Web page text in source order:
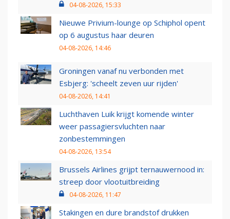
04-08-2026, 15:33
Nieuwe Privium-lounge op Schiphol opent
op 6 augustus haar deuren
04-08-2026, 14:46
Groningen vanaf nu verbonden met
Esbjerg: 'scheelt zeven uur rijden'
04-08-2026, 14:41
Luchthaven Luik krijgt komende winter
weer passagiersvluchten naar
zonbestemmingen
04-08-2026, 13:54
Brussels Airlines grijpt ternauwernood in:
streep door vlootuitbreiding
04-08-2026, 11:47
Stakingen en dure brandstof drukken